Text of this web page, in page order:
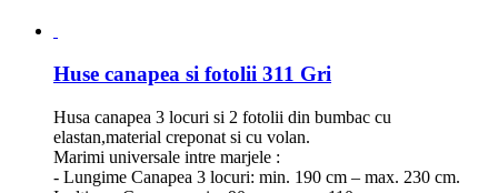
Huse canapea si fotolii 311 Gri
Husa canapea 3 locuri si 2 fotolii din bumbac cu
elastan,material creponat si cu volan.
Marimi universale intre marjele :
- Lungime Canapea 3 locuri: min. 190 cm – max. 230 cm.